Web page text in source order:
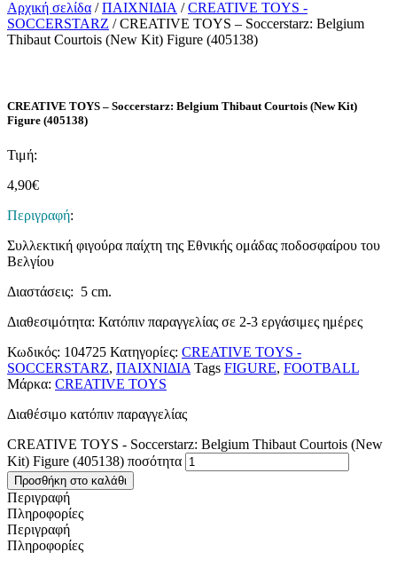
Αρχική σελίδα /ΠΑΙΧΝΙΔΙΑ /CREATIVE TOYS -
SOCCERSTARZ / CREATIVE TOYS – Soccerstarz: Belgium
Thibaut Courtois (New Kit) Figure (405138)
CREATIVE TOYS – Soccerstarz: Belgium Thibaut Courtois (New Kit)
Figure (405138)
Τιμή:
4,90€
Περιγραφή:
Συλλεκτική φιγούρα παίχτη της Εθνικής ομάδας ποδοσφαίρου του
Βελγίου
Διαστάσεις: 5 cm.
Διαθεσιμότητα: Κατόπιν παραγγελίας σε 2-3 εργάσιμες ημέρες
Κωδικός: 104725 Κατηγορίες: CREATIVE TOYS -
SOCCERSTARZ, ΠΑΙΧΝΙΔΙΑ Tags FIGURE, FOOTBALL
Μάρκα: CREATIVE TOYS
Διαθέσιμο κατόπιν παραγγελίας
CREATIVE TOYS - Soccerstarz: Belgium Thibaut Courtois (New
Kit) Figure (405138) ποσότητα
Προσθήκη στο καλάθι
Περιγραφή
Πληροφορίες
Περιγραφή
Πληροφορίες